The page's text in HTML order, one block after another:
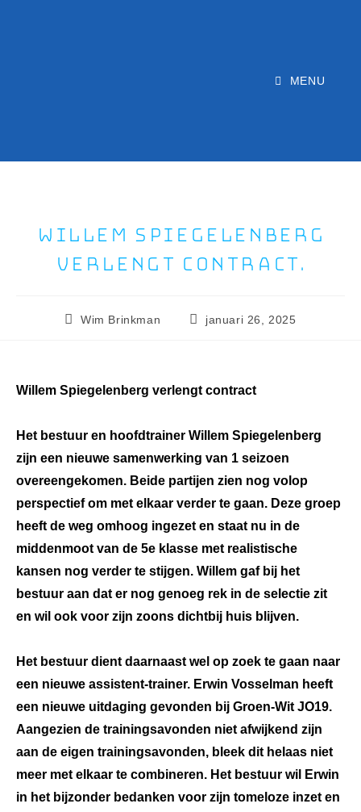
MENU
Willem Spiegelenberg
verlengt contract.
Wim Brinkman januari 26, 2025
Willem Spiegelenberg verlengt contract
Het bestuur en hoofdtrainer Willem Spiegelenberg
zijn een nieuwe samenwerking van 1 seizoen
overeengekomen. Beide partijen zien nog volop
perspectief om met elkaar verder te gaan. Deze groep
heeft de weg omhoog ingezet en staat nu in de
middenmoot van de 5e klasse met realistische
kansen nog verder te stijgen. Willem gaf bij het
bestuur aan dat er nog genoeg rek in de selectie zit
en wil ook voor zijn zoons dichtbij huis blijven.
Het bestuur dient daarnaast wel op zoek te gaan naar
een nieuwe assistent-trainer. Erwin Vosselman heeft
een nieuwe uitdaging gevonden bij Groen-Wit JO19.
Aangezien de trainingsavonden niet afwijkend zijn
aan de eigen trainingsavonden, bleek dit helaas niet
meer met elkaar te combineren. Het bestuur wil Erwin
in het bijzonder bedanken voor zijn tomeloze inzet en